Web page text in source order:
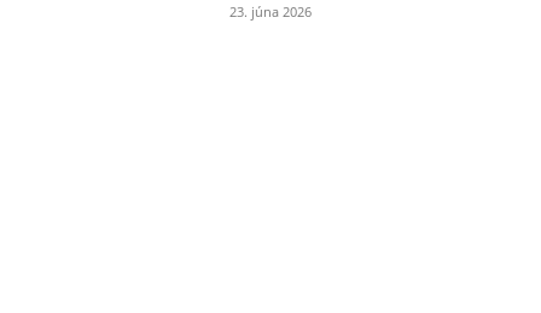
23. júna 2026